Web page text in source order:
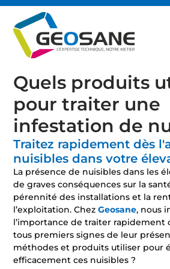
Quels produits
pour traiter une
infestation de
Traitez rapidement dès
nuisibles dans votre
La présence de nuisibles dans les
de graves conséquences sur la
pérennité des installations et la
l’exploitation. ChezGeosane, nous
l’importance de traiter rapidement
tous premiers signes de leur
méthodes et produits utiliser pour
efficacement ces nuisibles ?